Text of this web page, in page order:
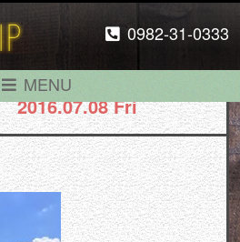
0982-31-0333
MENU
2016.07.08 Fri